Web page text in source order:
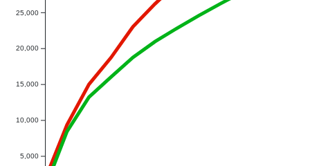
5,000
10,000
15,000
20,000
25,000